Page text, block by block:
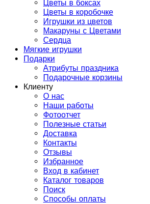
Цветы в боксах
Цветы в коробочке
Игрушки из цветов
Макаруны с Цветами
Сердца
Мягкие игрушки
Подарки
Атрибуты праздника
Подарочные корзины
Клиенту
О нас
Наши работы
Фотоотчет
Полезные статьи
Доставка
Контакты
Отзывы
Избранное
Вход в кабинет
Каталог товаров
Поиск
Способы оплаты